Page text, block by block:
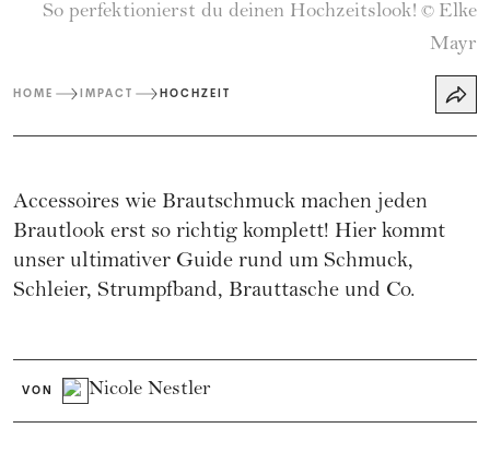
So perfektionierst du deinen Hochzeitslook! © Elke
Mayr
HOME IMPACT HOCHZEIT
Accessoires wie Brautschmuck machen jeden
Brautlook erst so richtig komplett! Hier kommt
unser ultimativer Guide rund um Schmuck,
Schleier, Strumpfband, Brauttasche und Co.
VON Nicole Nestler